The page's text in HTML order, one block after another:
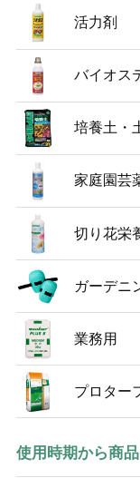
活力剤
バイオス
培養土・
家庭園芸
切り花栄
ガーデニ
業務用
プロター
使用時期から商